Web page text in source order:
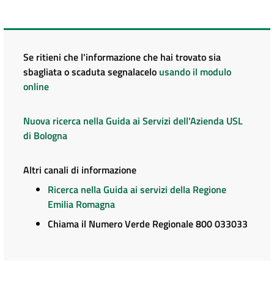
Se ritieni che l'informazione che hai trovato sia
sbagliata o scaduta segnalacelo usando il modulo
online
Nuova ricerca nella Guida ai Servizi dell'Azienda USL
di Bologna
Altri canali di informazione
Ricerca nella Guida ai servizi della Regione
Emilia Romagna
Chiama il Numero Verde Regionale 800 033033